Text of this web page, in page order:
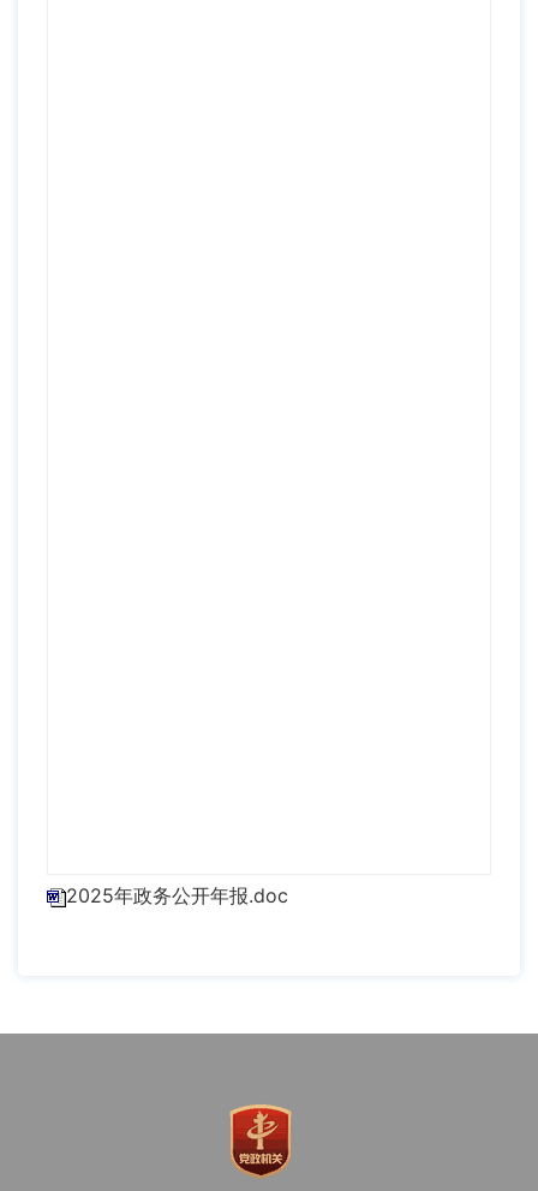
2025年政务公开年报.doc